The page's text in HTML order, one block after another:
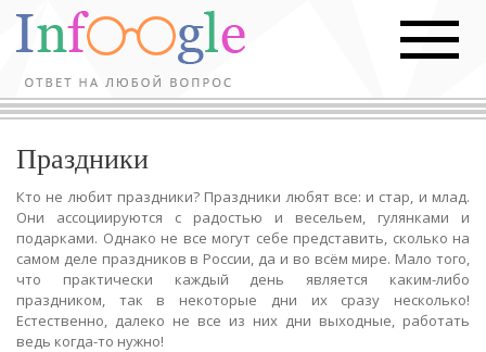
Праздники
Кто не любит праздники? Праздники любят все: и стар, и млад.
Они ассоциируются с радостью и весельем, гулянками и
подарками. Однако не все могут себе представить, сколько на
самом деле праздников в России, да и во всём мире. Мало того,
что практически каждый день является каким-либо
праздником, так в некоторые дни их сразу несколько!
Естественно, далеко не все из них дни выходные, работать
ведь когда-то нужно!